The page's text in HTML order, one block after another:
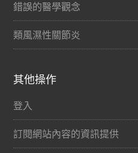
錯誤的醫學觀念
類風濕性關節炎
其他操作
登入
訂閱網站內容的資訊提供